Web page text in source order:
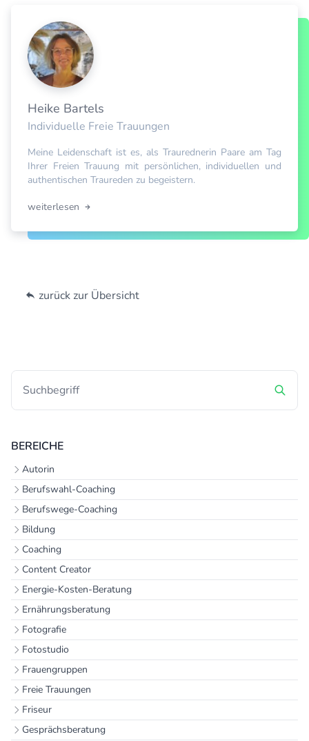
BEREICHE
Autorin
Berufswahl-Coaching
Berufswege-Coaching
Bildung
Coaching
Content Creator
Energie-Kosten-Beratung
Ernährungsberatung
Fotografie
Fotostudio
Frauengruppen
Freie Trauungen
Friseur
Gesprächsberatung
Heike Bartels
Individuelle Freie Trauungen
Meine Leidenschaft ist es, als Traurednerin Paare am Tag
Ihrer Freien Trauung mit persönlichen, individuellen und
authentischen Traureden zu begeistern.
weiterlesen
zurück zur Übersicht